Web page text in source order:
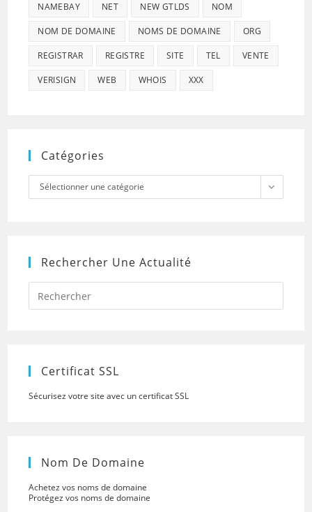
NAMEBAY NET NEW GTLDS NOM
NOM DE DOMAINE NOMS DE DOMAINE ORG
REGISTRAR REGISTRE SITE TEL VENTE
VERISIGN WEB WHOIS XXX
Catégories
Catégories
Sélectionner une catégorie
Rechercher Une Actualité
Press
to
Certificat SSL
Sécurisez votre site avec un certificat SSL
Nom De Domaine
Achetez vos noms de domaine
Protégez vos noms de domaine